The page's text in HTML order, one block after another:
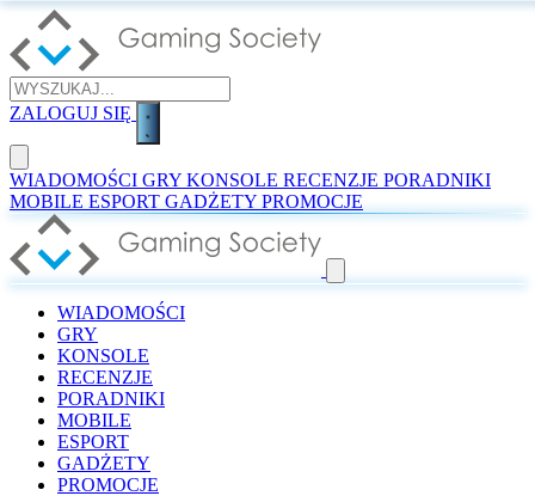
ZALOGUJ SIĘ
WIADOMOŚCI GRY KONSOLE RECENZJE PORADNIKI
MOBILE ESPORT GADŻETY PROMOCJE
WIADOMOŚCI
GRY
KONSOLE
RECENZJE
PORADNIKI
MOBILE
ESPORT
GADŻETY
PROMOCJE